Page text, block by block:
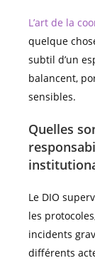
L’art de la
quelque
subtil d’un
balancent,
sensibles.
Quelles
Le DIO
les
incidents
différents